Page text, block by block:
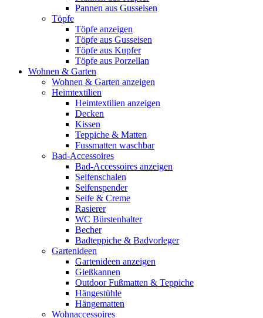
Pannen aus Gusseisen
Töpfe
Töpfe anzeigen
Töpfe aus Gusseisen
Töpfe aus Kupfer
Töpfe aus Porzellan
Wohnen & Garten
Wohnen & Garten anzeigen
Heimtextilien
Heimtextilien anzeigen
Decken
Kissen
Teppiche & Matten
Fussmatten waschbar
Bad-Accessoires
Bad-Accessoires anzeigen
Seifenschalen
Seifenspender
Seife & Creme
Rasierer
WC Bürstenhalter
Becher
Badteppiche & Badvorleger
Gartenideen
Gartenideen anzeigen
Gießkannen
Outdoor Fußmatten & Teppiche
Hängestühle
Hängematten
Wohnaccessoires